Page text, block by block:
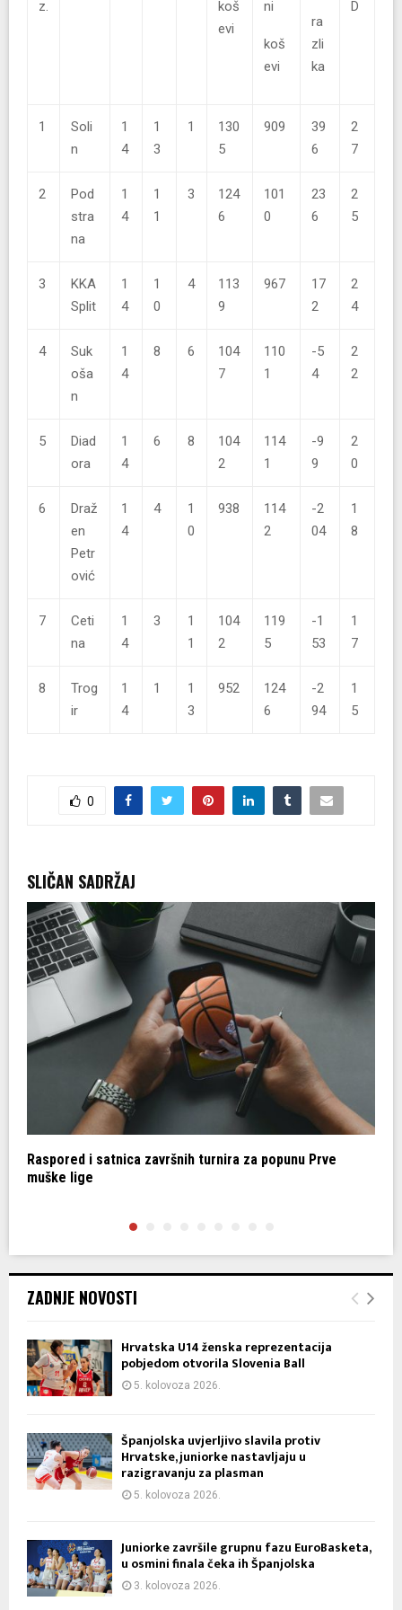
z.
koš
evi
ni
koš
evi
ra
zli
ka
D
1
Soli
n
1
4
1
3
1
130
5
909
39
6
2
7
2
Pod
stra
na
1
4
1
1
3
124
6
101
0
23
6
2
5
3
KKA
Split
1
4
1
0
4
113
9
967
17
2
2
4
4
Suk
oša
n
1
4
8 6
104
7
110
1
-5
4
2
2
5
Diad
ora
1
4
6 8
104
2
114
1
-9
9
2
0
6
Draž
en
Petr
ović
1
4
4
1
0
938
114
2
-2
04
1
8
7
Ceti
na
1
4
3
1
1
104
2
119
5
-1
53
1
7
8
Trog
ir
1
4
1
1
3
952
124
6
-2
94
1
5
0
SLIČAN SADRŽAJ
Raspored i satnica završnih turnira za popunu Prve
muške lige
ZADNJE NOVOSTI
Hrvatska U14 ženska reprezentacija
pobjedom otvorila Slovenia Ball
5. kolovoza 2026.
Španjolska uvjerljivo slavila protiv
Hrvatske, juniorke nastavljaju u
razigravanju za plasman
5. kolovoza 2026.
Juniorke završile grupnu fazu EuroBasketa,
u osmini finala čeka ih Španjolska
3. kolovoza 2026.